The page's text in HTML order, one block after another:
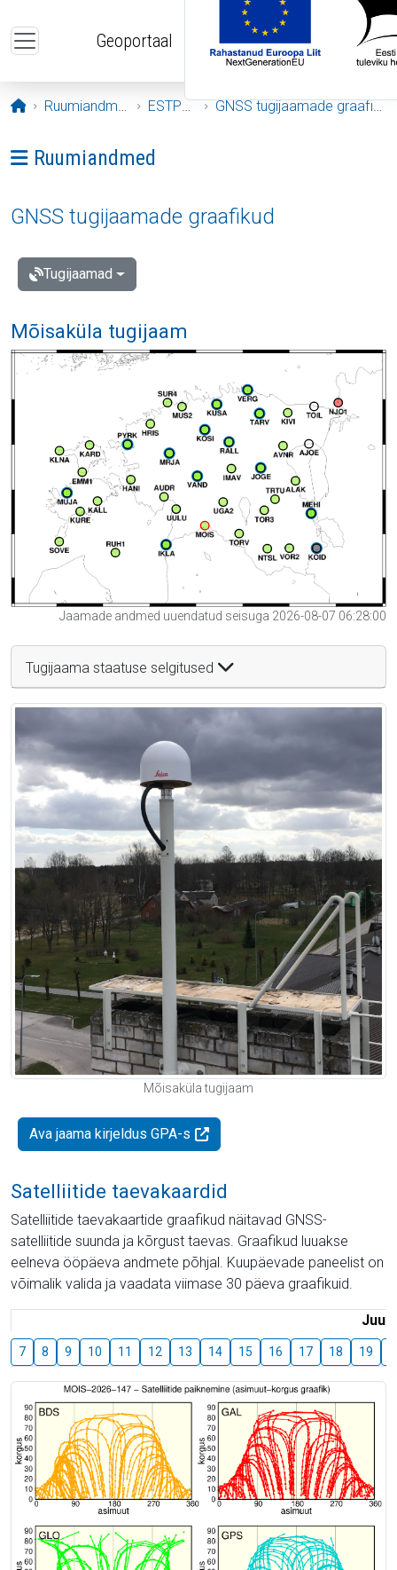
Geoportaal
Avaleht
Ruumiandmed ESTPOS GNSS tugijaamade graafikud
Ava menüü: Ruumiandmed
Ruumiandmed
GNSS tugijaamade graafikud
Tugijaamad
Mõisaküla tugijaam
Jaamade andmed uuendatud seisuga 2026-08-07 06:28:00
Tugijaama staatuse selgitused
Mõisaküla tugijaam
Ava jaama kirjeldus GPA-s
Satelliitide taevakaardid
Satelliitide taevakaartide graafikud näitavad GNSS-
satelliitide suunda ja kõrgust taevas. Graafikud luuakse
eelneva ööpäeva andmete põhjal. Kuupäevade paneelist on
võimalik valida ja vaadata viimase 30 päeva graafikuid.
Juuli
7 8 9 10 11 12 13 14 15 16 17 18 19